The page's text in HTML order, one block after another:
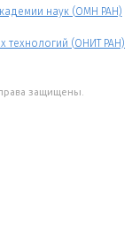
наук (ОМН РАН)
технологий (ОНИТ РАН)
защищены.